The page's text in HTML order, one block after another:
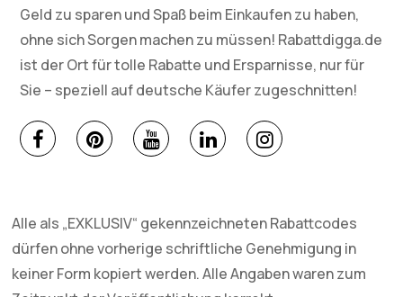
Geld zu sparen und Spaß beim Einkaufen zu haben,
ohne sich Sorgen machen zu müssen! Rabattdigga.de
ist der Ort für tolle Rabatte und Ersparnisse, nur für
Sie – speziell auf deutsche Käufer zugeschnitten!
Alle als „EXKLUSIV“ gekennzeichneten Rabattcodes
dürfen ohne vorherige schriftliche Genehmigung in
keiner Form kopiert werden. Alle Angaben waren zum